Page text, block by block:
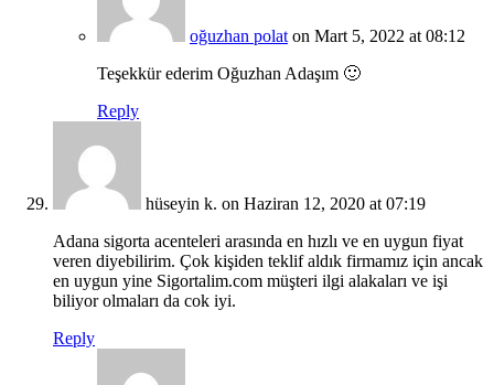
oğuzhan polat on Mart 5, 2022 at 08:12
Teşekkür ederim Oğuzhan Adaşım 🙂
Reply
hüseyin k. on Haziran 12, 2020 at 07:19
Adana sigorta acenteleri arasında en hızlı ve en uygun fiyat
veren diyebilirim. Çok kişiden teklif aldık firmamız için ancak
en uygun yine Sigortalim.com müşteri ilgi alakaları ve işi
biliyor olmaları da cok iyi.
Reply